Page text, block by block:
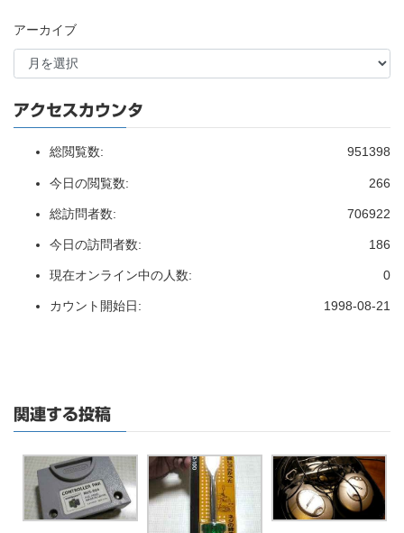
アーカイブ
アクセスカウンタ
951398
総閲覧数:
266
今日の閲覧数:
706922
総訪問者数:
186
今日の訪問者数:
0
現在オンライン中の人数:
1998-08-21
カウント開始日:
関連する投稿